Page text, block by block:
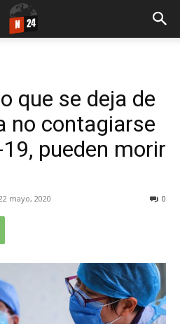
que se deja de
no contagiarse
pueden morir
mayo, 2020 0